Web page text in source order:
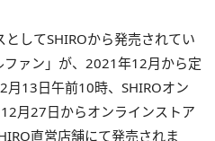
してSHIROから発売されてい
ァン」が、2021年12月から定
13日午前10時、SHIROオン
月27日からオンラインストア
直営店舗にて発売されま